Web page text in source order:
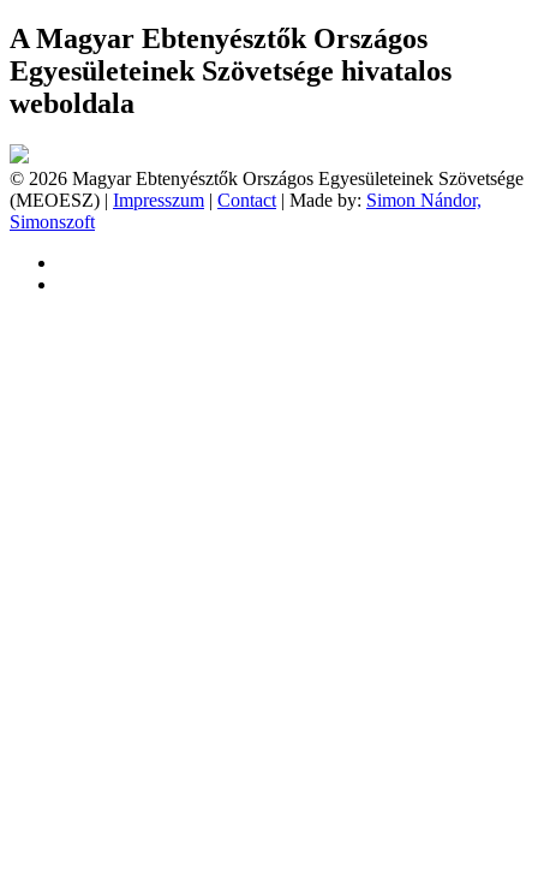
A Magyar Ebtenyésztők Országos
Egyesületeinek Szövetsége hivatalos
weboldala
© 2026 Magyar Ebtenyésztők Országos Egyesületeinek Szövetsége
(MEOESZ) | Impresszum | Contact | Made by: Simon Nándor,
Simonszoft